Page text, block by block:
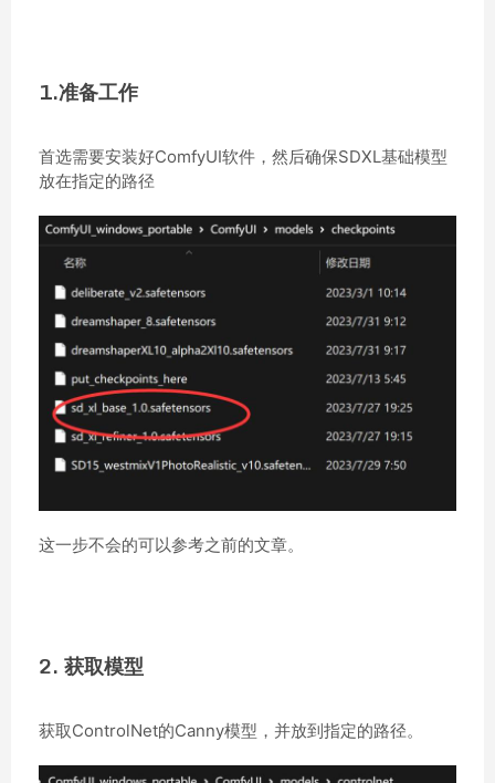
1.准备工作
首选需要安装好ComfyUI软件，然后确保SDXL基础模型
放在指定的路径
这一步不会的可以参考之前的文章。
2. 获取模型
获取ControlNet的Canny模型，并放到指定的路径。